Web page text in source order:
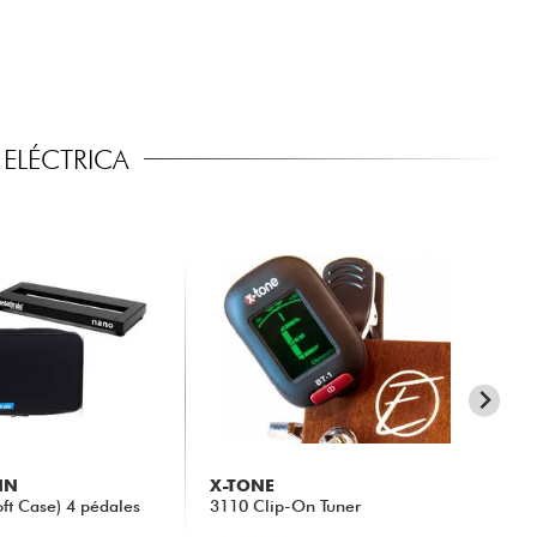
Case) 4 pédales
X-TONE
3110 Clip-On Tuner